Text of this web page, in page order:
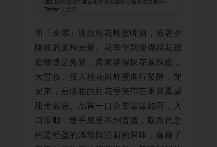
而 「金霏」 這款桂花蜂蜜啤酒，透著夕
陽般的柔和光暈。花季乍到便備採花賊
蜜蜂捷足先登，農家樂得採花兼採蜜，
大豐收。投入桂花與蜂蜜進行發酵，聞
起來，是淡雅的桂花香夾帶芒果與鳳梨
甜美氣息。品嘗一口金栗霏霏如雨，入
口滑順，幾乎感受不到苦澀，取而代之
的是輕盈的酒體與清新的果味，像極了